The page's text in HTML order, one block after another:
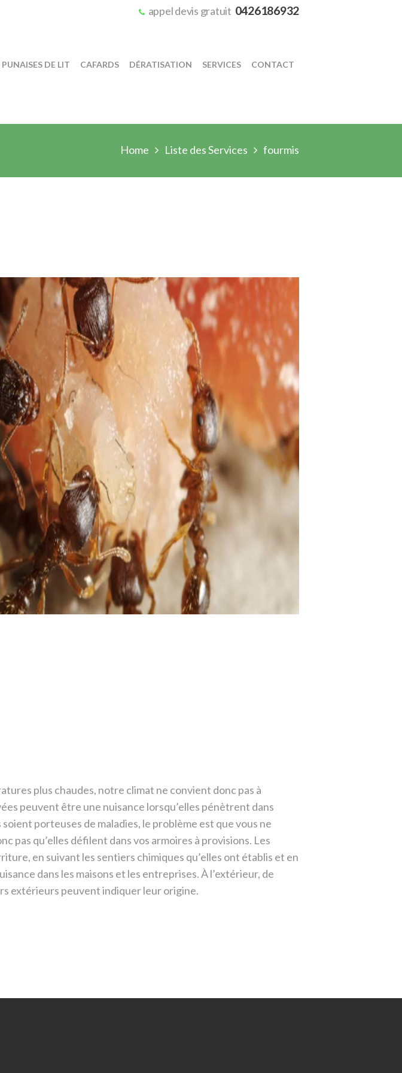
appel devis gratuit 0426186932
PUNAISES DE LIT CAFARDS DÉRATISATION SERVICES CONTACT
Home Liste des Services fourmis
plus chaudes, notre climat ne convient donc pas à
peuvent être une nuisance lorsqu’elles pénètrent dans
porteuses de maladies, le problème est que vous ne
pas qu’elles défilent dans vos armoires à provisions. Les
en suivant les sentiers chimiques qu’elles ont établis et en
dans les maisons et les entreprises.À l’extérieur, de
extérieurs peuvent indiquer leur origine.